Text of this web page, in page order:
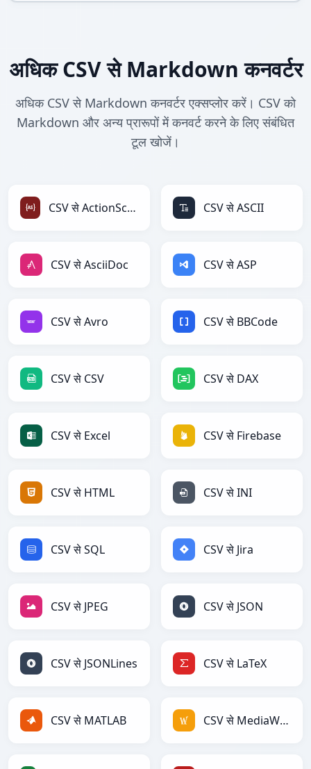
अधिक CSV से Markdown कनवर्टर
अधिक CSV से Markdown कनवर्टर एक्सप्लोर करें। CSV को
Markdown और अन्य प्रारूपों में कनवर्ट करने के लिए संबंधित
टूल खोजें।
CSV से ActionScript CSV से ASCII
CSV से AsciiDoc CSV से ASP
CSV से Avro CSV से BBCode
CSV से CSV CSV से DAX
CSV से Excel CSV से Firebase
CSV से HTML CSV से INI
CSV से SQL CSV से Jira
CSV से JPEG CSV से JSON
CSV से JSONLines CSV से LaTeX
CSV से MATLAB CSV से MediaWiki